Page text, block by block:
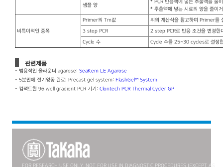
샘플 양
* PCR 반응액에 넣는 추출액을 줄
* 추출액에 넣는 시료의 양을 줄이
비특이적인 증폭
Primer의 Tm값
위의 계산식을 참고하여 Primer를
3 step PCR
2 step PCR로 반응 조건을 변경한
Cycle 수
Cycle 수를 25~30 cycles로 설정
관련제품
- 범용적인 올라운더 agarose: SeaKem LE Agarose
- 5분만에 전기영동 완료! Precast gel system: FlashGel™ System
- 컴팩트한 96 well gradient PCR 기기: Clontech PCR Thermal Cycler GP